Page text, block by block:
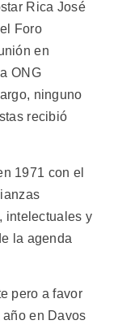
Rica José
Foro
en
ONG
ninguno
recibió
1971 con el
intelectuales y
la agenda
pero a favor
en Davos